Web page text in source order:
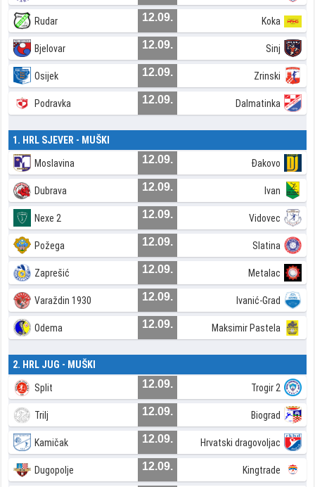
Rudar 12.09. Koka
Bjelovar 12.09. Sinj
Osijek 12.09. Zrinski
Podravka 12.09. Dalmatinka
1. HRL SJEVER - MUŠKI
Moslavina 12.09. Đakovo
Dubrava 12.09. Ivan
Nexe 2 12.09. Vidovec
Požega 12.09. Slatina
Zaprešić 12.09. Metalac
Varaždin 1930 12.09. Ivanić-Grad
Odema 12.09. Maksimir Pastela
2. HRL JUG - MUŠKI
Split 12.09. Trogir 2
Trilj 12.09. Biograd
Kamičak 12.09. Hrvatski dragovoljac
Dugopolje 12.09. Kingtrade